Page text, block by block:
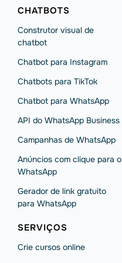
CHATBOTS
Construtor visual de
chatbot
Chatbot para Instagram
Chatbots para TikTok
Chatbot para WhatsApp
API do WhatsApp Business
Campanhas de WhatsApp
Anúncios com clique para o
WhatsApp
Gerador de link gratuito
para WhatsApp
SERVIÇOS
Crie cursos online